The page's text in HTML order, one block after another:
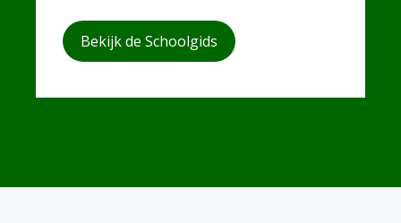
Bekijk de Schoolgids